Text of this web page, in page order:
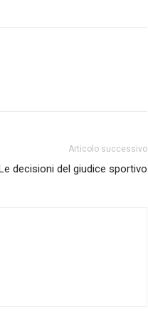
Articolo successivo
decisioni del giudice sportivo